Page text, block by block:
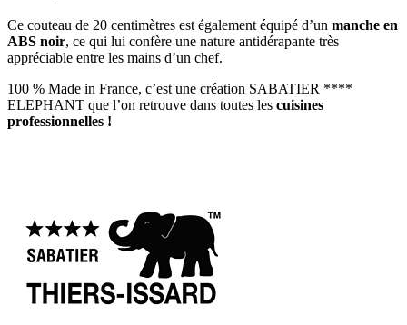
Ce couteau de 20 centimètres est également équipé d’un manche en
ABS noir, ce qui lui confère une nature antidérapante très
appréciable entre les mains d’un chef.
100 % Made in France, c’est une création SABATIER ****
ELEPHANT que l’on retrouve dans toutes les cuisines
professionnelles !